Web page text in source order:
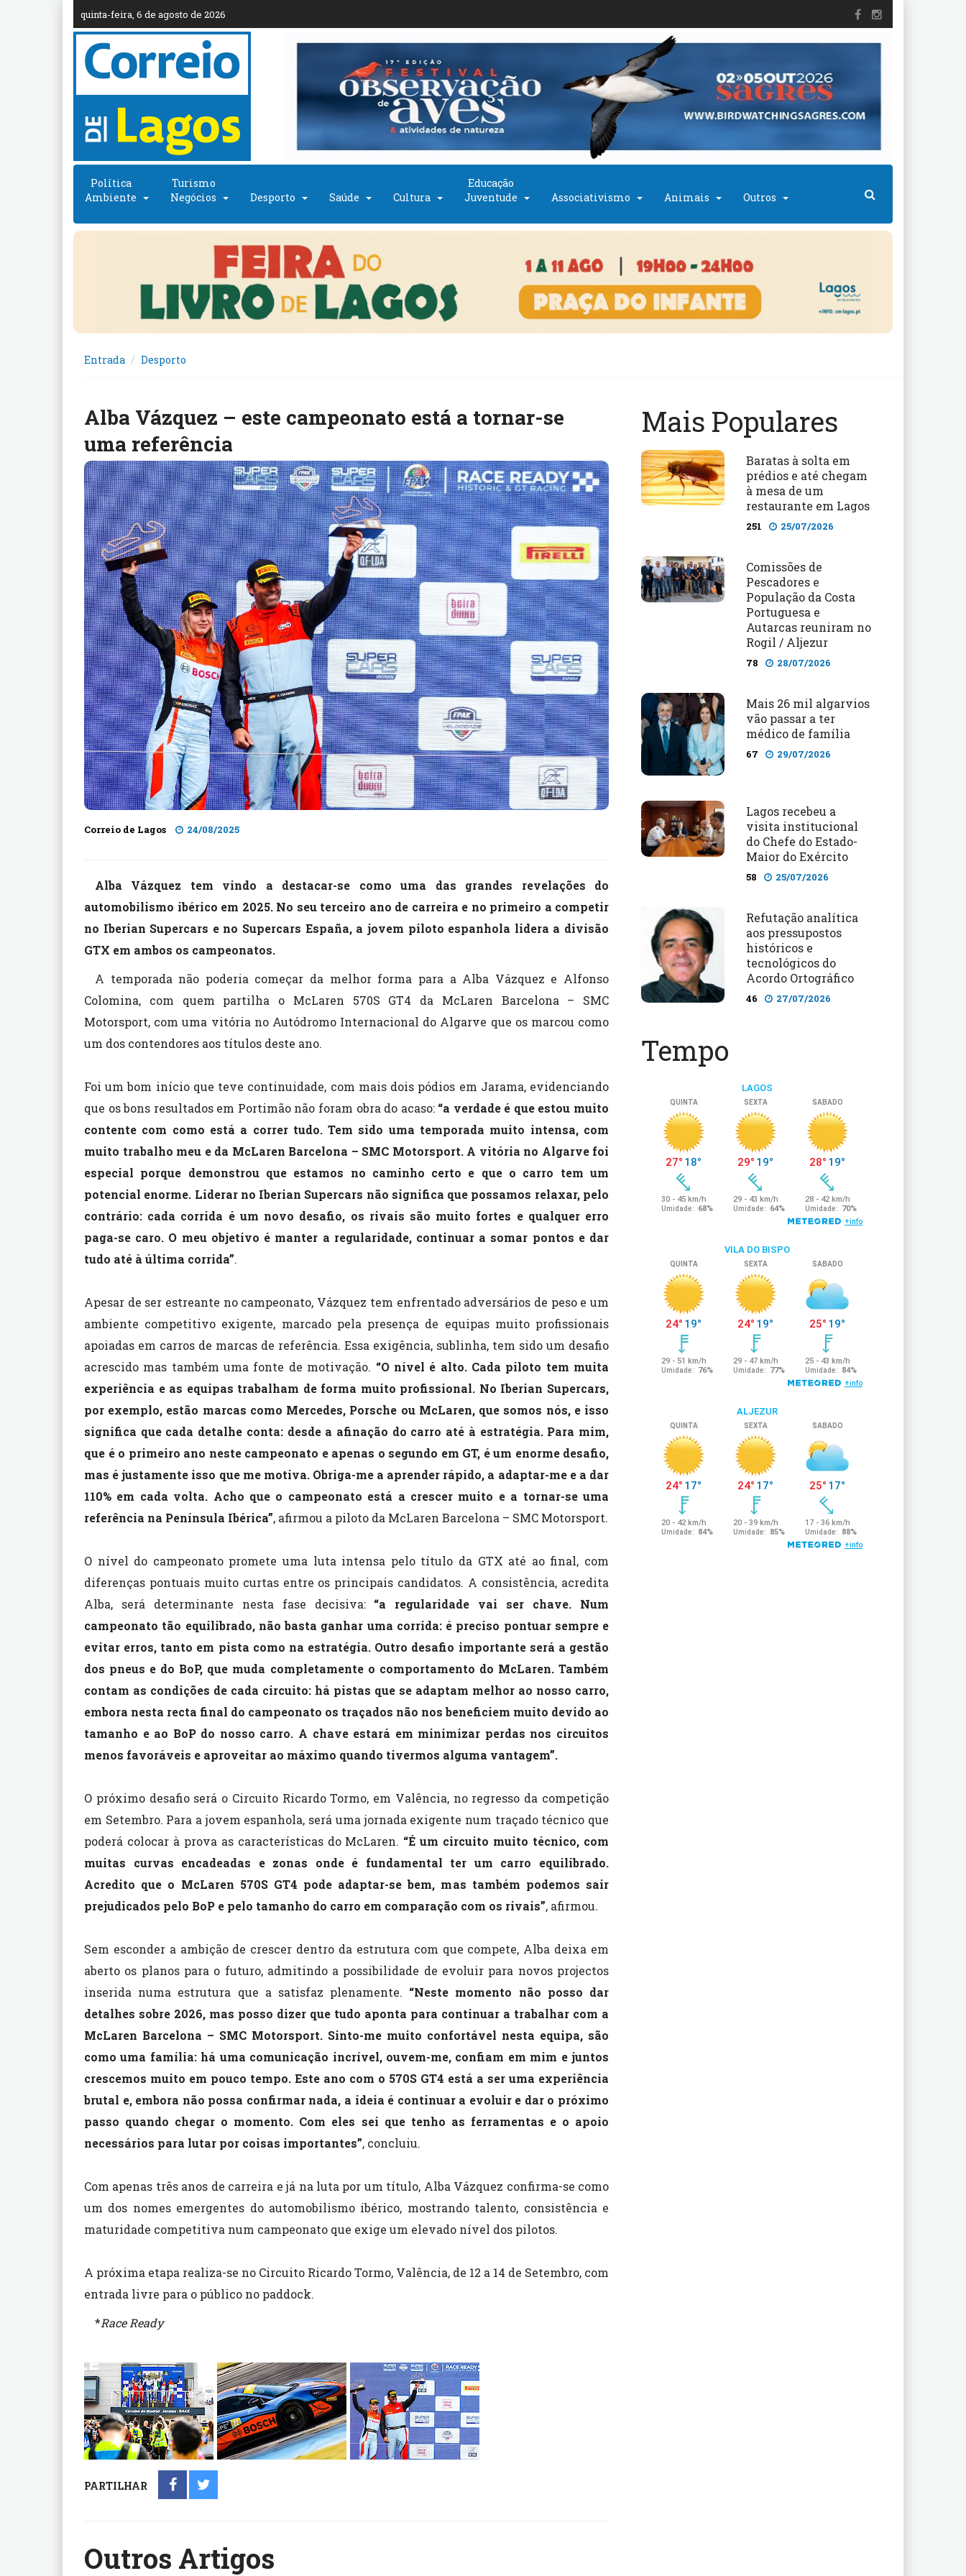
quinta-feira, 6 de agosto de 2026
Política
Ambiente
Turismo
Negócios
Desporto Saúde Cultura
Educação
Juventude
Associativismo Animais Outros
Entrada Desporto
Alba Vázquez – este campeonato está a tornar-se
uma referência
Correio de Lagos 24/08/2025
Alba Vázquez tem vindo a destacar-se como uma das grandes revelações do
automobilismo ibérico em 2025. No seu terceiro ano de carreira e no primeiro a competir
no Iberian Supercars e no Supercars España, a jovem piloto espanhola lidera a divisão
GTX em ambos os campeonatos.
A temporada não poderia começar da melhor forma para a Alba Vázquez e Alfonso
Colomina, com quem partilha o McLaren 570S GT4 da McLaren Barcelona – SMC
Motorsport, com uma vitória no Autódromo Internacional do Algarve que os marcou como
um dos contendores aos títulos deste ano.
Foi um bom início que teve continuidade, com mais dois pódios em Jarama, evidenciando
que os bons resultados em Portimão não foram obra do acaso: “a verdade é que estou muito
contente com como está a correr tudo. Tem sido uma temporada muito intensa, com
muito trabalho meu e da McLaren Barcelona – SMC Motorsport. A vitória no Algarve foi
especial porque demonstrou que estamos no caminho certo e que o carro tem um
potencial enorme. Liderar no Iberian Supercars não significa que possamos relaxar, pelo
contrário: cada corrida é um novo desafio, os rivais são muito fortes e qualquer erro
paga-se caro. O meu objetivo é manter a regularidade, continuar a somar pontos e dar
tudo até à última corrida”.
Apesar de ser estreante no campeonato, Vázquez tem enfrentado adversários de peso e um
ambiente competitivo exigente, marcado pela presença de equipas muito profissionais
apoiadas em carros de marcas de referência. Essa exigência, sublinha, tem sido um desafio
acrescido mas também uma fonte de motivação. “O nível é alto. Cada piloto tem muita
experiência e as equipas trabalham de forma muito profissional. No Iberian Supercars,
por exemplo, estão marcas como Mercedes, Porsche ou McLaren, que somos nós, e isso
significa que cada detalhe conta: desde a afinação do carro até à estratégia. Para mim,
que é o primeiro ano neste campeonato e apenas o segundo em GT, é um enorme desafio,
mas é justamente isso que me motiva. Obriga-me a aprender rápido, a adaptar-me e a dar
110% em cada volta. Acho que o campeonato está a crescer muito e a tornar-se uma
referência na Península Ibérica”, afirmou a piloto da McLaren Barcelona – SMC Motorsport.
O nível do campeonato promete uma luta intensa pelo título da GTX até ao final, com
diferenças pontuais muito curtas entre os principais candidatos. A consistência, acredita
Alba, será determinante nesta fase decisiva: “a regularidade vai ser chave. Num
campeonato tão equilibrado, não basta ganhar uma corrida: é preciso pontuar sempre e
evitar erros, tanto em pista como na estratégia. Outro desafio importante será a gestão
dos pneus e do BoP, que muda completamente o comportamento do McLaren. Também
contam as condições de cada circuito: há pistas que se adaptam melhor ao nosso carro,
embora nesta recta final do campeonato os traçados não nos beneficiem muito devido ao
tamanho e ao BoP do nosso carro. A chave estará em minimizar perdas nos circuitos
menos favoráveis e aproveitar ao máximo quando tivermos alguma vantagem”.
O próximo desafio será o Circuito Ricardo Tormo, em Valência, no regresso da competição
em Setembro. Para a jovem espanhola, será uma jornada exigente num traçado técnico que
poderá colocar à prova as características do McLaren. “É um circuito muito técnico, com
muitas curvas encadeadas e zonas onde é fundamental ter um carro equilibrado.
Acredito que o McLaren 570S GT4 pode adaptar-se bem, mas também podemos sair
prejudicados pelo BoP e pelo tamanho do carro em comparação com os rivais”, afirmou.
Sem esconder a ambição de crescer dentro da estrutura com que compete, Alba deixa em
aberto os planos para o futuro, admitindo a possibilidade de evoluir para novos projectos
inserida numa estrutura que a satisfaz plenamente. “Neste momento não posso dar
detalhes sobre 2026, mas posso dizer que tudo aponta para continuar a trabalhar com a
McLaren Barcelona – SMC Motorsport. Sinto-me muito confortável nesta equipa, são
como uma família: há uma comunicação incrível, ouvem-me, confiam em mim e juntos
crescemos muito em pouco tempo. Este ano com o 570S GT4 está a ser uma experiência
brutal e, embora não possa confirmar nada, a ideia é continuar a evoluir e dar o próximo
passo quando chegar o momento. Com eles sei que tenho as ferramentas e o apoio
necessários para lutar por coisas importantes”, concluiu.
Com apenas três anos de carreira e já na luta por um título, Alba Vázquez confirma-se como
um dos nomes emergentes do automobilismo ibérico, mostrando talento, consistência e
maturidade competitiva num campeonato que exige um elevado nível dos pilotos.
A próxima etapa realiza-se no Circuito Ricardo Tormo, Valência, de 12 a 14 de Setembro, com
entrada livre para o público no paddock.
*Race Ready
PARTILHAR
Outros Artigos
Mais Populares
Baratas à solta em
prédios e até chegam
à mesa de um
restaurante em Lagos
251 25/07/2026
Comissões de
Pescadores e
População da Costa
Portuguesa e
Autarcas reuniram no
Rogil / Aljezur
78 28/07/2026
Mais 26 mil algarvios
vão passar a ter
médico de família
67 29/07/2026
Lagos recebeu a
visita institucional
do Chefe do Estado-
Maior do Exército
58 25/07/2026
Refutação analítica
aos pressupostos
históricos e
tecnológicos do
Acordo Ortográfico
46 27/07/2026
Tempo